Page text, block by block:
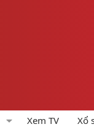
Xem TV Xổ